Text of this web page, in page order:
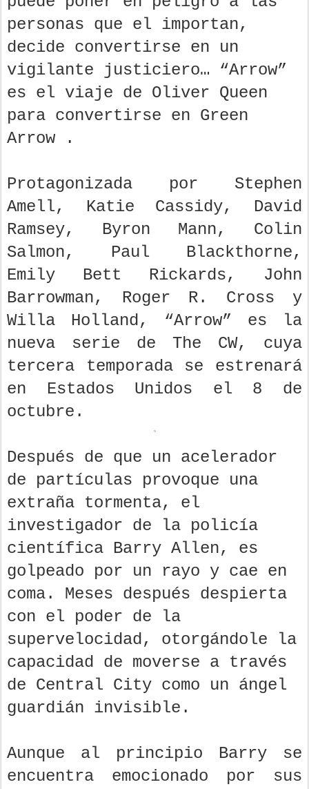
personas que el importan,
decide convertirse en un
vigilante justiciero… “Arrow”
es el viaje de Oliver Queen
para convertirse en Green
Arrow .
Protagonizada por Stephen
Amell, Katie Cassidy, David
Ramsey, Byron Mann, Colin
Salmon, Paul Blackthorne,
Emily Bett Rickards, John
Barrowman, Roger R. Cross y
Willa Holland, “Arrow” es la
nueva serie de The CW, cuya
tercera temporada se estrenará
en Estados Unidos el 8 de
octubre.
Después de que un acelerador
de partículas provoque una
extraña tormenta, el
investigador de la policía
científica Barry Allen, es
golpeado por un rayo y cae en
coma. Meses después despierta
con el poder de la
supervelocidad, otorgándole la
capacidad de moverse a través
de Central City como un ángel
guardián invisible.
Aunque al principio Barry se
encuentra emocionado por sus